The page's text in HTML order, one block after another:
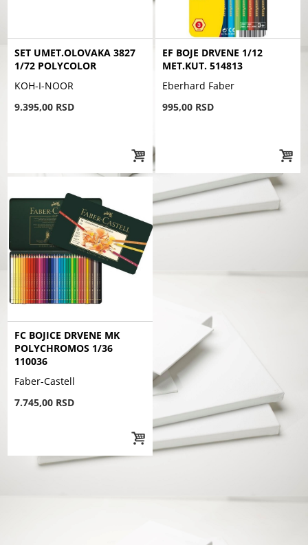
SET UMET.OLOVAKA 3827
1/72 POLYCOLOR
KOH-I-NOOR
9.395,00 RSD
EF BOJE DRVENE 1/12
MET.KUT. 514813
Eberhard Faber
995,00 RSD
FC BOJICE DRVENE MK
POLYCHROMOS 1/36
110036
Faber-Castell
7.745,00 RSD